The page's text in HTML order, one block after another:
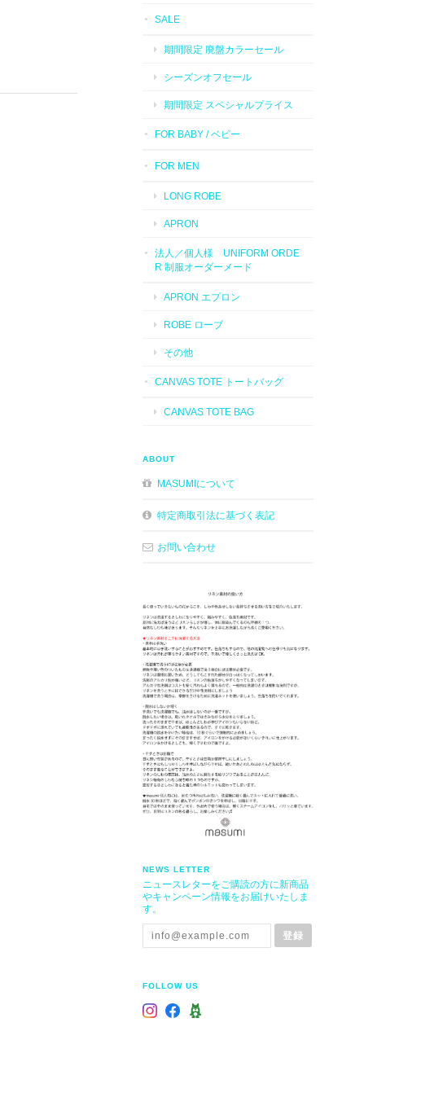
SALE
期間限定 廃盤カラーセール
シーズンオフセール
期間限定 スペシャルプライス
FOR BABY / ベビー
FOR MEN
LONG ROBE
APRON
法人／個人様 UNIFORM ORDE
R 制服オーダーメード
APRON エプロン
ROBE ローブ
その他
CANVAS TOTE トートバッグ
CANVAS TOTE BAG
ABOUT
MASUMIについて
特定商取引法に基づく表記
お問い合わせ
NEWS LETTER
ニュースレターをご購読の方に新商品
やキャンペーン情報をお届けいたしま
す。
登録
FOLLOW US